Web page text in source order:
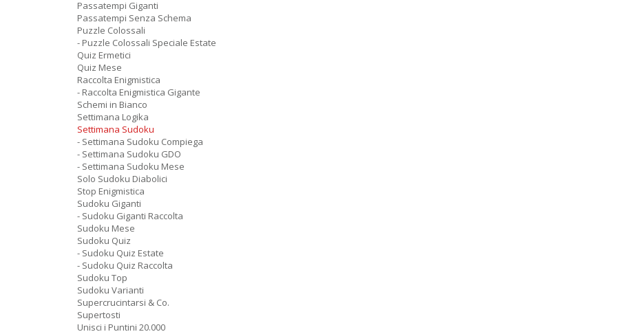
Passatempi Giganti
Passatempi Senza Schema
Puzzle Colossali
- Puzzle Colossali Speciale Estate
Quiz Ermetici
Quiz Mese
Raccolta Enigmistica
- Raccolta Enigmistica Gigante
Schemi in Bianco
Settimana Logika
Settimana Sudoku
- Settimana Sudoku Compiega
- Settimana Sudoku GDO
- Settimana Sudoku Mese
Solo Sudoku Diabolici
Stop Enigmistica
Sudoku Giganti
- Sudoku Giganti Raccolta
Sudoku Mese
Sudoku Quiz
- Sudoku Quiz Estate
- Sudoku Quiz Raccolta
Sudoku Top
Sudoku Varianti
Supercrucintarsi & Co.
Supertosti
Unisci i Puntini 20.000